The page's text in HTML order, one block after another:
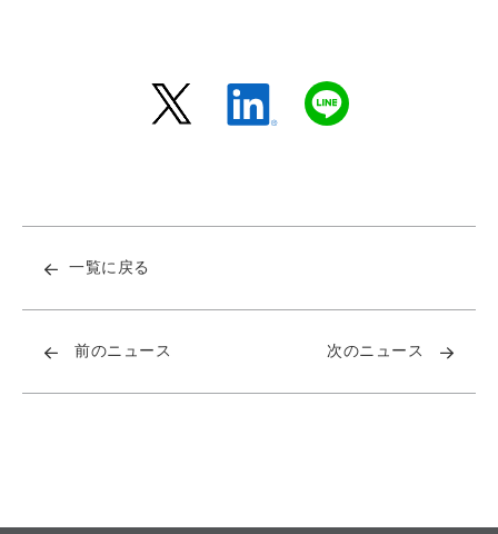
一覧に戻る
前のニュース 次のニュース